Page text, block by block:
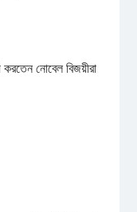
নোবেল বিজয়ীরা